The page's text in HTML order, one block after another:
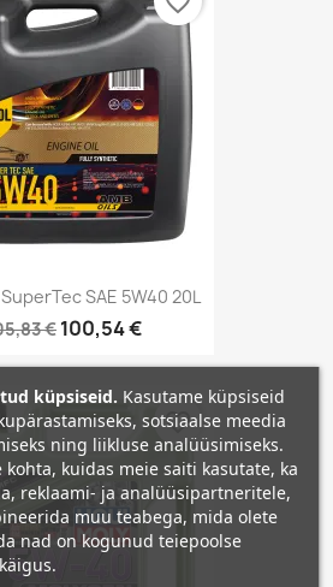
SAE 5W40 20L
€ 100,54 €
favorite_border
küpsiseid. Kasutame küpsiseid
sotsiaalse meedia
ning liikluse analüüsimiseks.
kohta, kuidas meie saiti kasutate, ka
reklaami- ja analüüsipartneritele,
muu teabega, mida olete
nad on kogunud teiepoolse